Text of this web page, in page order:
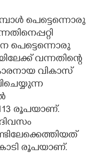
പെട്ടെന്നൊരു
പെട്ടെന്നൊരു
വന്നതിന്റെ
വികാസ്
രൂപയാണ്.
കോടി രൂപയാണ്.